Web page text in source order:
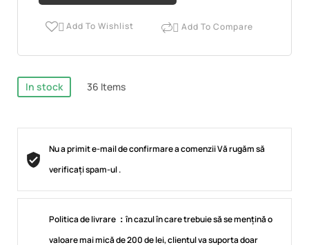
 Add To Wishlist  Add To Compare
In stock 36 Items
Nu a primit e-mail de confirmare a comenzii Vă rugăm să
verificați spam-ul .
Politica de livrare ：în cazul în care trebuie să se mențină o
valoare mai mică de 200 de lei, clientul va suporta doar